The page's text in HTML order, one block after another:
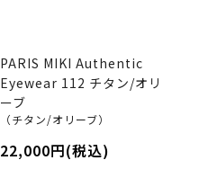
PARIS MIKI Authentic
Eyewear 112 チタン/オリ
ーブ
（チタン/オリーブ）
22,000円(税込)